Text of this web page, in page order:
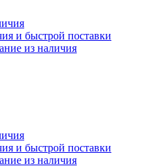
и быстрой поставки
и быстрой поставки